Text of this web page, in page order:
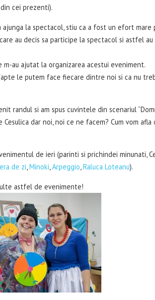
cei prezenti).
ajunga la spectacol, stiu ca a fost un efort mare
au decis sa participe la spectacol si astfel
au ajutat la organizarea acestui eveniment.
le putem face fiecare dintre noi si ca nu
randul si am spus cuvintele din scenariul
dar noi, noi ce ne facem? Cum vom afla
de ieri (parinti si prichindei minunati,
de zi,Minoki,Arpeggio,Raluca Loteanu).
astfel de evenimente!